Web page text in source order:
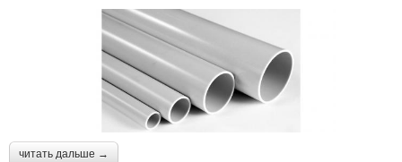
читать дальше →